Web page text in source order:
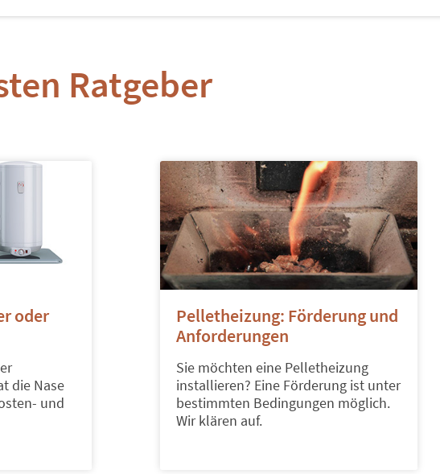
Ratgeber
oder
die Nase
und
Pelletheizung: Förderung und
Anforderungen
Sie möchten eine Pelletheizung
installieren? Eine Förderung ist unter
bestimmten Bedingungen möglich.
Wir klären auf.